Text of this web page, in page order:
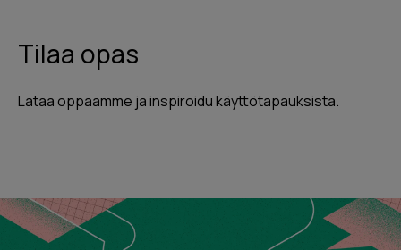
Tilaa opas
Lataa oppaamme ja inspiroidu käyttötapauksista.